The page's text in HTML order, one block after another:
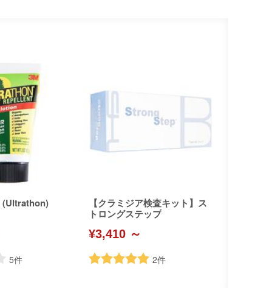
(Ultrathon)
5件
【クラミジア検査キット】ス
トロングステップ
¥3,410 ～
2件